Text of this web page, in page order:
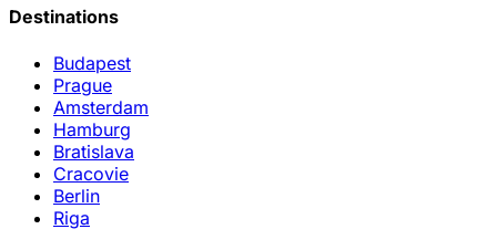
Destinations
Budapest
Prague
Amsterdam
Hamburg
Bratislava
Cracovie
Berlin
Riga